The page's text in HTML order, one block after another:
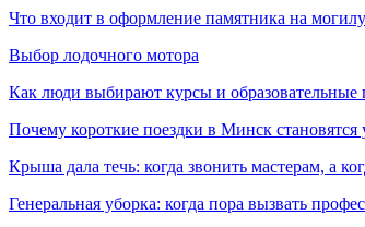
Что входит в оформление памятника на
Выбор лодочного мотора
Как люди выбирают курсы и
Почему короткие поездки в Минск
Крыша дала течь: когда звонить мастерам, а
Генеральная уборка: когда пора вызвать